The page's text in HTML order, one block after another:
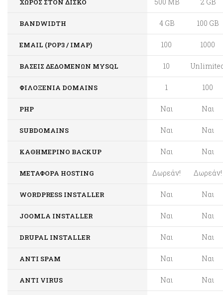
ΧΏΡΟΣ ΣΤΟΝ ΔΊΣΚΟ
BANDWIDTH 4 GB 100 GB
EMAIL (POP3 / IMAP) 100 1000
ΒΆΣΕΙΣ ΔΕΔΟΜΈΝΩΝ MYSQL 10
ΦΙΛΟΞΕΝΊΑ DOMAINS 1 100
PHP Ναι Ναι
SUBDOMAINS Ναι Ναι
ΚΑΘΗΜΕΡΙΝΌ BACKUP Ναι Ναι
ΜΕΤΑΦΟΡΆ HOSTING Δωρεάν! Δωρεάν!
WORDPRESS INSTALLER Ναι Ναι
JOOMLA INSTALLER Ναι Ναι
DRUPAL INSTALLER Ναι Ναι
ANTI SPAM Ναι Ναι
ANTI VIRUS Ναι Ναι